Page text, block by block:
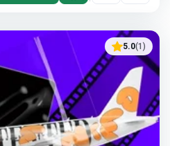
5.0(1)